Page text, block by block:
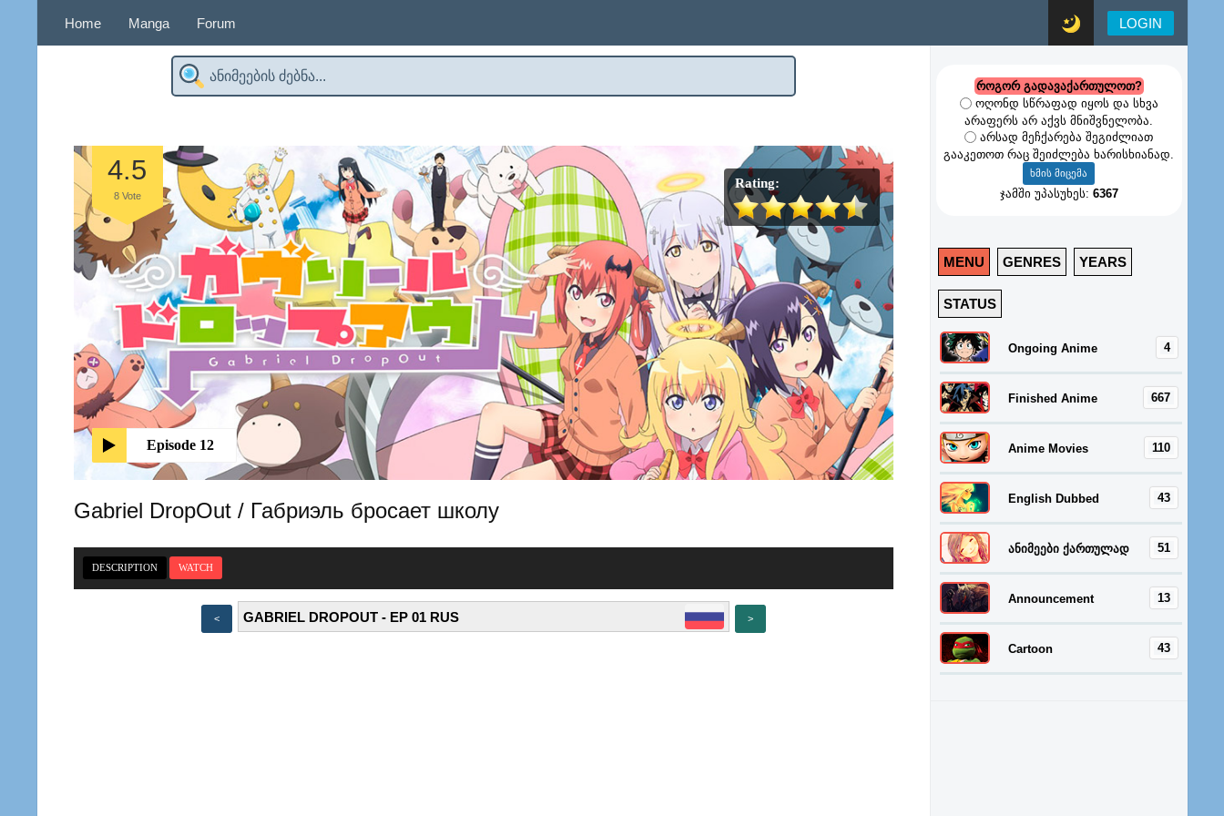
Home Manga Forum LOGIN
Episode 12
4.5
8Vote
Rating:
Gabriel DropOut / Габриэль бросает школу
DESCRIPTION WATCH
< >
როგორ გადავაქართულოთ?
ოღონდ სწრაფად იყოს და სხვა
არაფერს არ აქვს მნიშვნელობა.
არსად მეჩქარება შეგიძლიათ
გააკეთოთ რაც შეიძლება ხარისხიანად.
ჯამში უპასუხეს: 6367
MENU GENRES YEARS
STATUS
4
Ongoing Anime
667
Finished Anime
110
Anime Movies
43
English Dubbed
51
ანიმეები ქართულად
13
Announcement
43
Cartoon